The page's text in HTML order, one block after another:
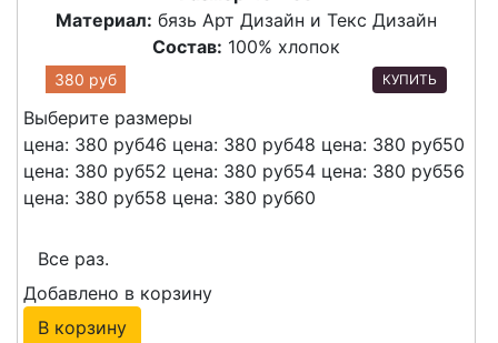
Материал: бязь Арт Дизайн и Текс Дизайн
Состав: 100% хлопок
380 руб КУПИТЬ
Выберите размеры
цена: 380 руб46 цена: 380 руб48 цена: 380 руб50
цена: 380 руб52 цена: 380 руб54 цена: 380 руб56
цена: 380 руб58 цена: 380 руб60
Все раз.
Добавлено в корзину
В корзину